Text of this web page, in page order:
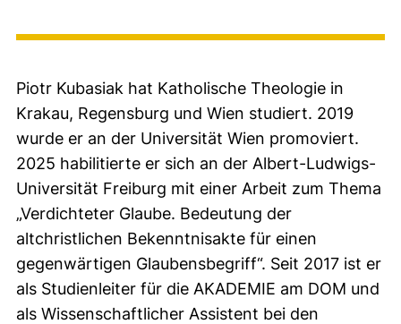
Piotr Kubasiak hat Katholische Theologie in
Krakau, Regensburg und Wien studiert. 2019
wurde er an der Universität Wien promoviert.
2025 habilitierte er sich an der Albert-Ludwigs-
Universität Freiburg mit einer Arbeit zum Thema
„Verdichteter Glaube. Bedeutung der
altchristlichen Bekenntnisakte für einen
gegenwärtigen Glaubensbegriff“. Seit 2017 ist er
als Studienleiter für die AKADEMIE am DOM und
als Wissenschaftlicher Assistent bei den